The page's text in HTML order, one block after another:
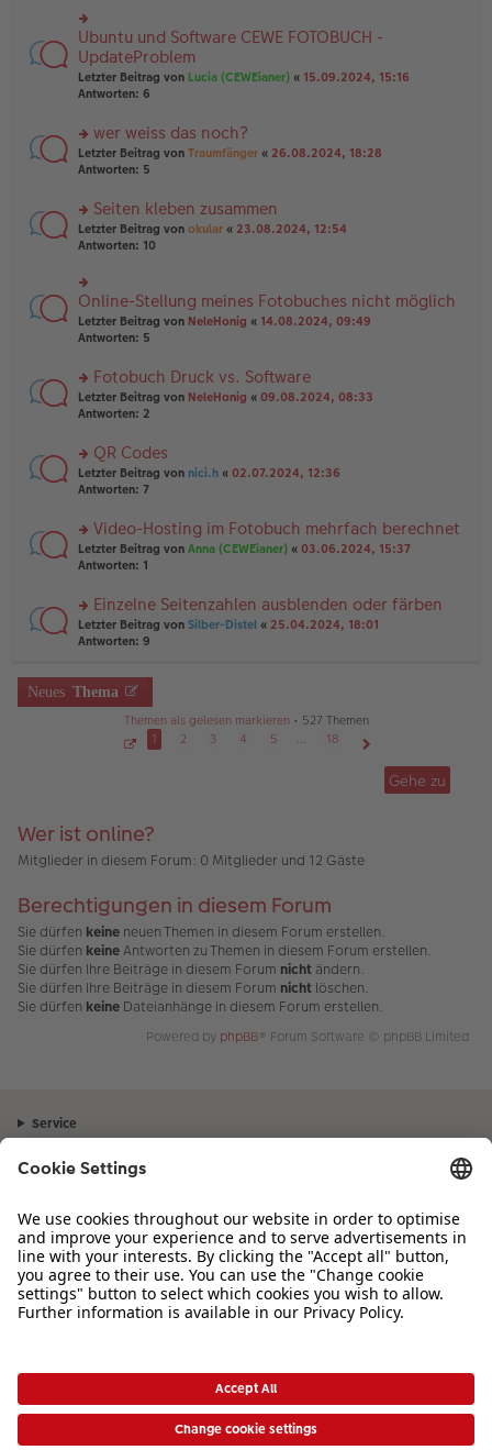
tr
a
g
el
es
e
n
er
tr
a
g
rs
te
r
u
n
el
es
e
B
ei
tr
g
Ubuntu und Software CEWE FOTOBUCH -
UpdateProblem
Letzter Beitrag von Lucia (CEWEianer) « 15.09.2024, 15:16
Antworten: 6
rs
te
n
g
el
e
n
er
B
a
g
wer weiss das noch?
Letzter Beitrag von Traumfänger « 26.08.2024, 18:28
Antworten: 5
rs
te
u
n
g
el
es
n
er
B
a
g
Seiten kleben zusammen
Letzter Beitrag von okular « 23.08.2024, 12:54
Antworten: 10
rs
te
r
g
el
es
n
er
B
ei
a
g
Online-Stellung meines Fotobuches nicht möglich
Letzter Beitrag von NeleHonig « 14.08.2024, 09:49
Antworten: 5
rs
te
n
g
el
e
n
er
tr
a
g
Fotobuch Druck vs. Software
Letzter Beitrag von NeleHonig « 09.08.2024, 08:33
Antworten: 2
rs
te
n
g
el
e
n
er
tr
a
QR Codes
Letzter Beitrag von nici.h « 02.07.2024, 12:36
Antworten: 7
rs
te
n
g
el
e
n
er
Video-Hosting im Fotobuch mehrfach berechnet
Letzter Beitrag von Anna (CEWEianer) « 03.06.2024, 15:37
Antworten: 1
rs
te
n
g
tr
a
g
Einzelne Seitenzahlen ausblenden oder färben
Letzter Beitrag von Silber-Distel « 25.04.2024, 18:01
Antworten: 9
Neues Thema
Themen als gelesen markieren• 527 Themen
v
o
n
1
1 2 3 4 5 …
18
Gehe zu
Wer ist online?
Mitglieder in diesem Forum: 0 Mitglieder und 12 Gäste
Berechtigungen in diesem Forum
Sie dürfen keine neuen Themen in diesem Forum erstellen.
Sie dürfen keineAntworten zu Themen in diesem Forum erstellen.
Sie dürfen Ihre Beiträge in diesem Forum nicht ändern.
Sie dürfen Ihre Beiträge in diesem Forum nicht löschen.
Sie dürfen keine Dateianhänge in diesem Forum erstellen.
Powered by phpBB® Forum Software © phpBB Limited
Service
Sortiment
Inspiration
Bei Fragen zu Produkten oder der Bestellung können Sie uns gerne von